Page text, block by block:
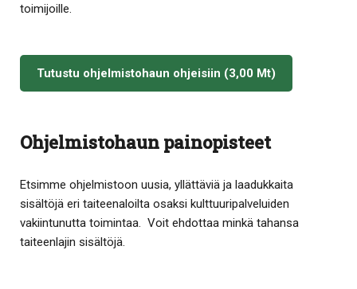
toimijoille.
Tutustu ohjelmistohaun ohjeisiin (3,00 Mt)
Ohjelmistohaun painopisteet
Etsimme ohjelmistoon uusia, yllättäviä ja laadukkaita
sisältöjä eri taiteenaloilta osaksi kulttuuripalveluiden
vakiintunutta toimintaa.
Voit ehdottaa minkä tahansa
taiteenlajin sisältöjä.